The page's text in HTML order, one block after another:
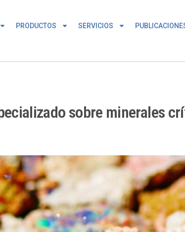
PRODUCTOS SERVICIOS
sobre minerales